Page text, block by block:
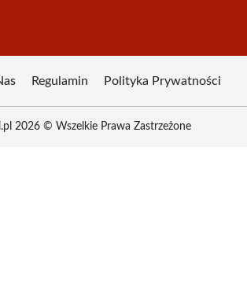
Regulamin Polityka Prywatności
2026 © Wszelkie Prawa Zastrzeżone